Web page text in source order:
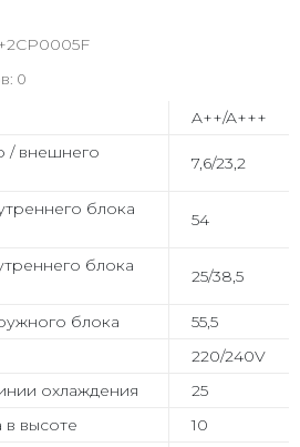
0
A++/A+++
/ внешнего
7,6/23,2
блока
54
блока
25/38,5
блока
55,5
220/240V
охлаждения
25
в высоте
10